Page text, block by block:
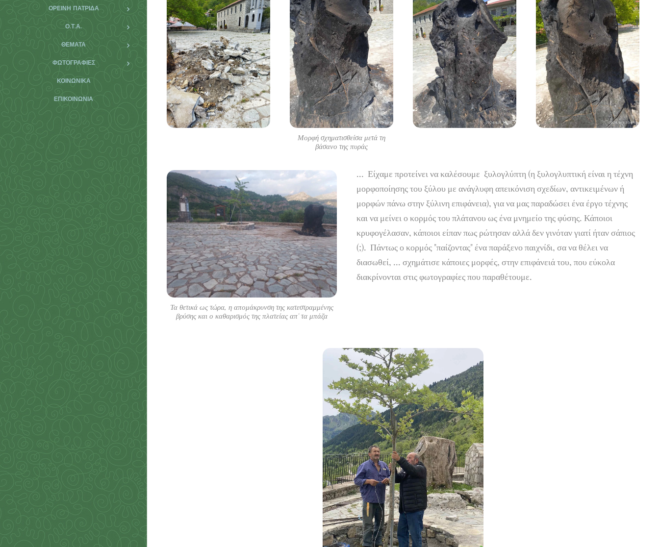
ΟΡΕΙΝΗ ΠΑΤΡΙΔΑ
Ο.Τ.Α.
ΘΕΜΑΤΑ
ΦΩΤΟΓΡΑΦΊΕΣ
ΚΟΙΝΩΝΙΚΆ
ΕΠΙΚΟΙΝΩΝΊΑ
Μορφή σχηματισθείσα μετά τη
βάσανο της πυράς
Τα θετικά ως τώρα, η απομάκρυνση της κατεστραμμένης
βρύσης και ο καθαρισμός της πλατείας απ' τα μπάζα
... Είχαμε προτείνει να καλέσουμε ξυλογλύπτη (η ξυλογλυπτική είναι η τέχνη
μορφοποίησης του ξύλου με ανάγλυφη απεικόνιση σχεδίων, αντικειμένων ή
μορφών πάνω στην ξύλινη επιφάνεια), για να μας παραδώσει ένα έργο τέχνης
και να μείνει ο κορμός του πλάτανου ως ένα μνημείο της φύσης. Κάποιοι
κρυφογέλασαν, κάποιοι είπαν πως ρώτησαν αλλά δεν γινόταν γιατί ήταν σάπιος
(;). Πάντως ο κορμός "παίζοντας" ένα παράξενο παιχνίδι, σα να θέλει να
διασωθεί, ... σχημάτισε κάποιες μορφές, στην επιφάνειά του, που εύκολα
διακρίνονται στις φωτογραφίες που παραθέτουμε.